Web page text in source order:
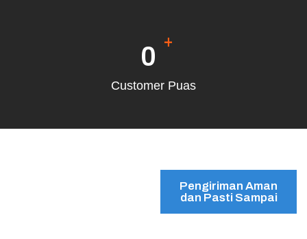
Customer Puas
0
+
Pengiriman Aman
dan Pasti Sampai